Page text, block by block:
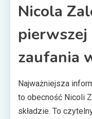
Nicola
pierwszej
zaufania
Najważniejsza
to obecność Nicoli
składzie. To